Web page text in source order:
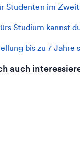
Studenten im
Studium kannst
bis zu 7 Jahre
auch